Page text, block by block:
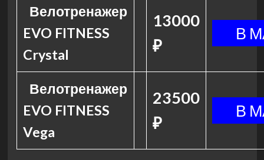
Велотренажер
EVO FITNESS
Crystal
13000
₽
Велотренажер
EVO FITNESS
Vega
23500
₽